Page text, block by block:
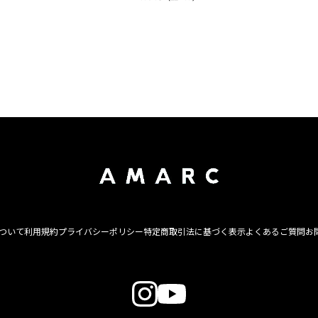
いて利用規約プライバシーポリシー特定商取引法に基づく表示よくあるご質問お